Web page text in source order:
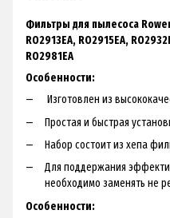
Фильтры для пылесоса
RO2913EA, RO2915EA,
RO2981EA
Особенности:
Изготовлен из
Простая и быстрая
Набор состоит из хепа
Для поддержания
необходимо заменять не
Особенности: